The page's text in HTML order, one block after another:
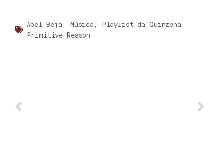
Abel Beja, Música, Playlist da Quinzena,
Primitive Reason